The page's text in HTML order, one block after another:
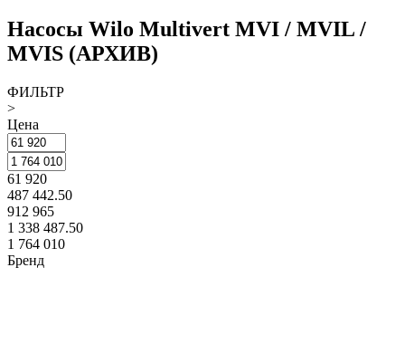
Насосы Wilo Multivert MVI / MVIL /
MVIS (АРХИВ)
ФИЛЬТР
>
Цена
61 920
487 442.50
912 965
1 338 487.50
1 764 010
Бренд